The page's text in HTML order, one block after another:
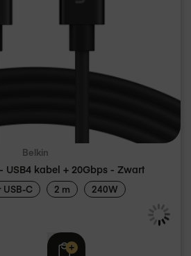
Belkin
USB4 kabel + 20Gbps - Zwart
USB-C 2 m 240W